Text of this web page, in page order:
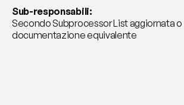
Sub-responsabili:
Secondo Subprocessor List aggiornata o
documentazione equivalente